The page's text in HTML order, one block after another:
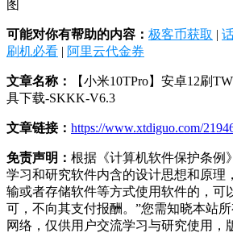
可能对你有帮助的内容： 极客币获取 |
刷机必看 | 阿里云代金券
文章名称：
【小米10TPro】安卓12刷
具下载-SKKK-V6.3
文章链接： https://www.xtdiguo.com/
免责声明： 根据《计算机软件保护条例
学习和研究软件内含的设计思想和原理
输或者存储软件等方式使用软件的，可
可，不向其支付报酬。”您需知晓本站
网络，仅供用户交流学习与研究使用，